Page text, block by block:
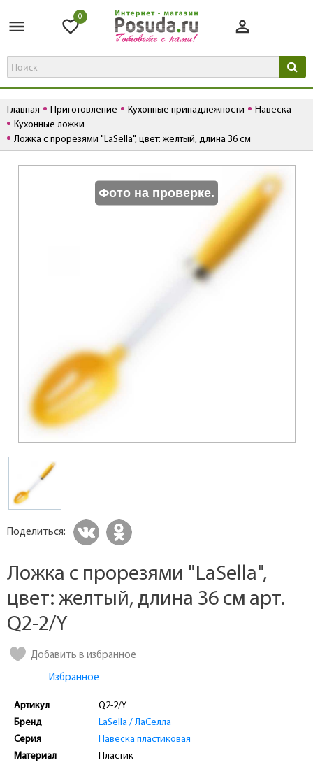
0
Главная Приготовление Кухонные принадлежности
Навеска
Кухонные ложки
Ложка с прорезями "LaSella", цвет: желтый, длина 36 см
Фото на проверке.
Поделиться:
Ложка с прорезями "LaSella",
цвет: желтый, длина 36 см арт.
Q2-2/Y
Добавить в избранное
Избранное
Артикул
Q2-2/Y
Бренд
LaSella / ЛаCелла
Серия
Навеска пластиковая
Материал
Пластик